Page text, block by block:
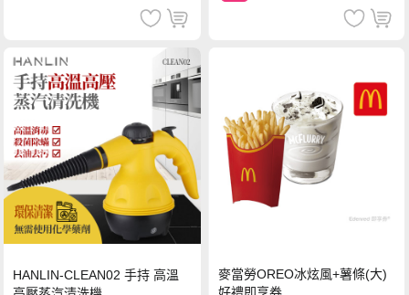
HANLIN-CLEAN02 手持 高溫
麥當勞OREO冰炫風+薯條(大)